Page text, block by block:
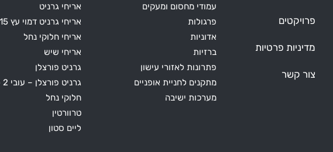
פרויקטים
מדיניות פרטיות
צור קשר
עמודי מחסום ומעקים
פרגולות
אדוניות
ברזיות
פתרונות לאזורי עישון
מתקנים לחניית אופניים
מערכות ישיבה
אריחי גרניט
אריחי גרניט דמוי עץ 15*80
אריחי חלוקי נחל
אריחי שיש
גרניט פורצלן
גרניט פורצלן – עובי 2 ס"מ
חלוקי נחל
טרוורטין
ליים סטון